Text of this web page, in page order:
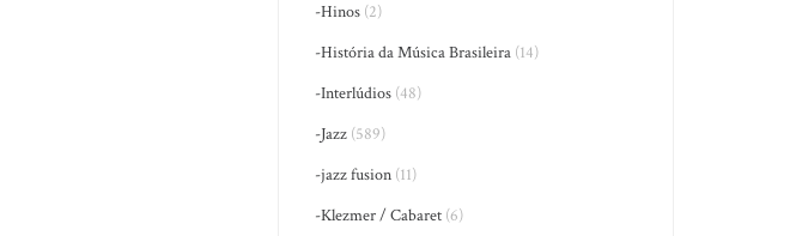
-Hinos (2)
-História da Música Brasileira (14)
-Interlúdios (48)
-Jazz (589)
-jazz fusion (11)
-Klezmer / Cabaret (6)